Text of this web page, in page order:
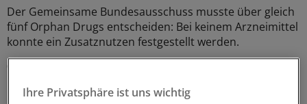
Der Gemeinsame Bundesausschuss musste über gleich
fünf Orphan Drugs entscheiden: Bei keinem Arzneimittel
konnte ein Zusatznutzen festgestellt werden.
06.08.2026
Ihre Privatsphäre ist uns wichtig